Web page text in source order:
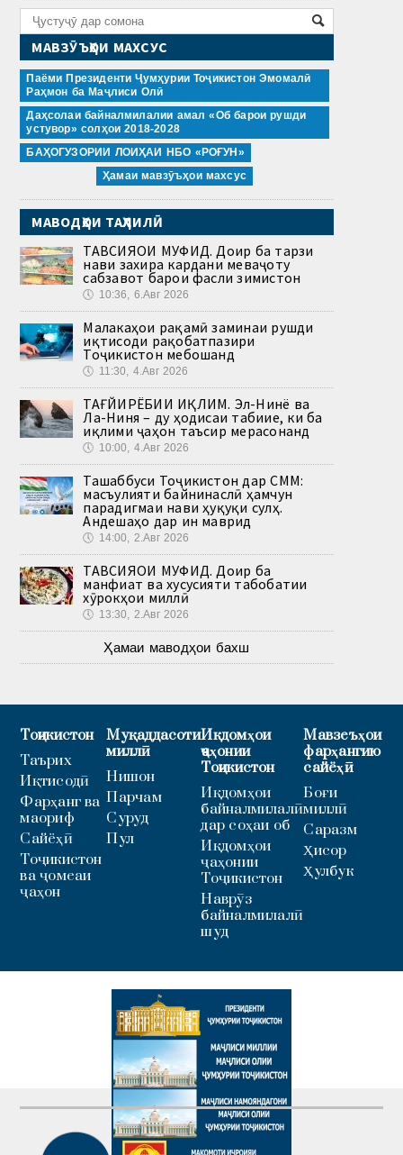
МАВЗӮЪҲОИ МАХСУС
Паёми Президенти Ҷумҳурии Тоҷикистон Эмомалӣ
Раҳмон ба Маҷлиси Олӣ
Даҳсолаи байналмилалии амал «Об барои рушди
устувор» солҳои 2018-2028
БАҲОГУЗОРИИ ЛОИҲАИ НБО «РОҒУН»
Ҳамаи мавзӯъҳои махсус
МАВОДҲОИ ТАҲЛИЛӢ
ТАВСИЯҲОИ МУФИД. Доир ба тарзи
нави захира кардани меваҷоту
сабзавот барои фасли зимистон
🕔 10:36, 6.Авг 2026
Малакаҳои рақамӣ заминаи рушди
иқтисоди рақобатпазири
Тоҷикистон мебошанд
🕔 11:30, 4.Авг 2026
ТАҒЙИРЁБИИ ИҚЛИМ. Эл-Нинё ва
Ла-Ниня – ду ҳодисаи табиие, ки ба
иқлими ҷаҳон таъсир мерасонанд
🕔 10:00, 4.Авг 2026
Ташаббуси Тоҷикистон дар СММ:
масъулияти байнинаслӣ ҳамчун
парадигмаи нави ҳуқуқи сулҳ.
Андешаҳо дар ин маврид
🕔 14:00, 2.Авг 2026
ТАВСИЯҲОИ МУФИД. Доир ба
манфиат ва хусусияти табобатии
хӯрокҳои миллӣ
🕔 13:30, 2.Авг 2026
Ҳамаи маводҳои бахш
Тоҷикистон
Таърих
Иқтисодӣ
Фарҳанг ва
маориф
Сайёҳӣ
Тоҷикистон
ва ҷомеаи
ҷаҳон
Муқаддасоти
миллӣ
Нишон
Парчам
Суруд
Пул
Иқдомҳои
ҷаҳонии
Тоҷикистон
Иқдомҳои
байналмилалӣ
дар соҳаи об
Иқдомҳои
ҷаҳонии
Тоҷикистон
Наврӯз
байналмилалӣ
шуд
Мавзеъҳои
фарҳангию
сайёҳӣ
Боғи
миллӣ
Саразм
Ҳисор
Ҳулбук